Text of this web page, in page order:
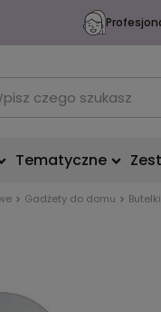
Tematyczne
Gadżety do domu